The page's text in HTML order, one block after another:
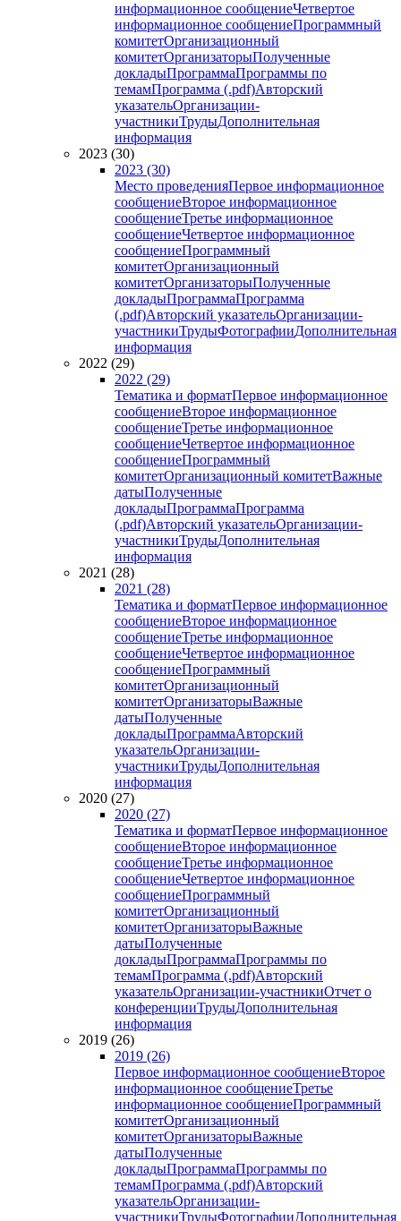
информационное сообщениеЧетвертое
информационное сообщениеПрограммный
комитетОрганизационный
комитетОрганизаторыПолученные
докладыПрограммаПрограммы по
темамПрограмма (.pdf)Авторский
указательОрганизации-
участникиТрудыДополнительная
информация
2023 (30)
2023 (30)
Место проведенияПервое информационное
сообщениеВторое информационное
сообщениеТретье информационное
сообщениеЧетвертое информационное
сообщениеПрограммный
комитетОрганизационный
комитетОрганизаторыПолученные
докладыПрограммаПрограмма
(.pdf)Авторский указательОрганизации-
участникиТрудыФотографииДополнительная
информация
2022 (29)
2022 (29)
Тематика и форматПервое информационное
сообщениеВторое информационное
сообщениеТретье информационное
сообщениеЧетвертое информационное
сообщениеПрограммный
комитетОрганизационный комитетВажные
датыПолученные
докладыПрограммаПрограмма
(.pdf)Авторский указательОрганизации-
участникиТрудыДополнительная
информация
2021 (28)
2021 (28)
Тематика и форматПервое информационное
сообщениеВторое информационное
сообщениеТретье информационное
сообщениеЧетвертое информационное
сообщениеПрограммный
комитетОрганизационный
комитетОрганизаторыВажные
датыПолученные
докладыПрограммаАвторский
указательОрганизации-
участникиТрудыДополнительная
информация
2020 (27)
2020 (27)
Тематика и форматПервое информационное
сообщениеВторое информационное
сообщениеТретье информационное
сообщениеЧетвертое информационное
сообщениеПрограммный
комитетОрганизационный
комитетОрганизаторыВажные
датыПолученные
докладыПрограммаПрограммы по
темамПрограмма (.pdf)Авторский
указательОрганизации-участникиОтчет о
конференцииТрудыДополнительная
информация
2019 (26)
2019 (26)
Первое информационное сообщениеВторое
информационное сообщениеТретье
информационное сообщениеПрограммный
комитетОрганизационный
комитетОрганизаторыВажные
датыПолученные
докладыПрограммаПрограммы по
темамПрограмма (.pdf)Авторский
указательОрганизации-
участникиТрудыФотографииДополнительная